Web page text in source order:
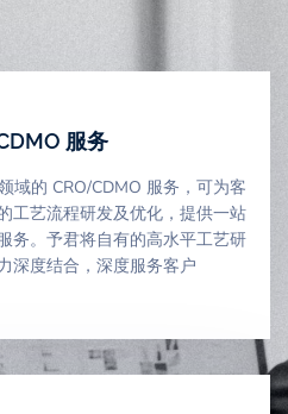
服务
域的 CRO/CDMO 服务，可为客
工艺流程研发及优化，提供一站
务。予君将自有的高水平工艺研
深度结合，深度服务客户